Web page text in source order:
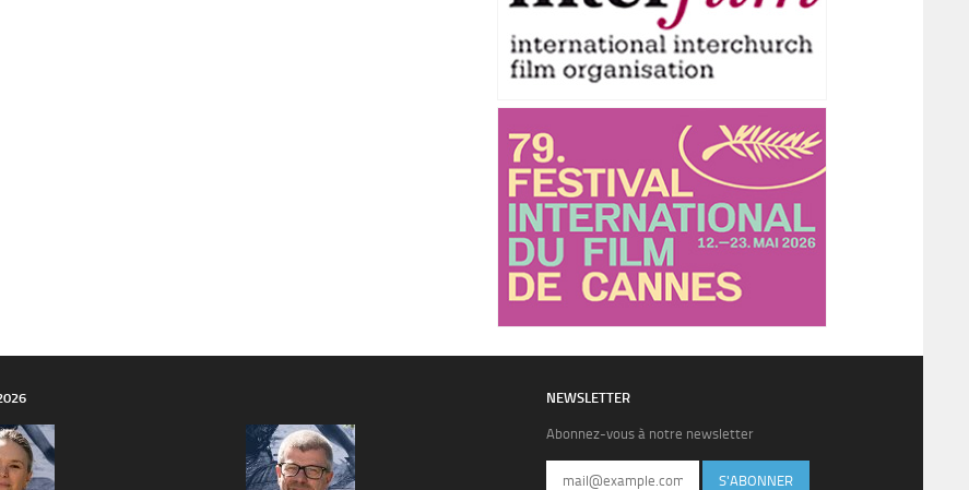
NEWSLETTER
Abonnez-vous à notre newsletter
S'ABONNER